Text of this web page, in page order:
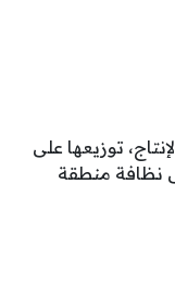
توزيعها على
نظافة منطقة